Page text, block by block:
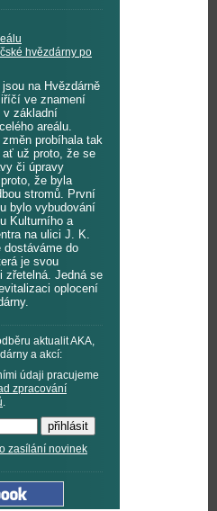
hvězdárny po
na Hvězdárně
ve znamení
v základní
areálu.
probíhala tak
už proto, že se
či úpravy
že byla
stromů. První
bylo vybudování
Kulturního a
na ulici J. K.
dostáváme do
je svou
zřetelná. Jedná se
oplocení
aktualit AKA,
a akcí:
údaji pracujeme
zpracování
.
zasílání novinek